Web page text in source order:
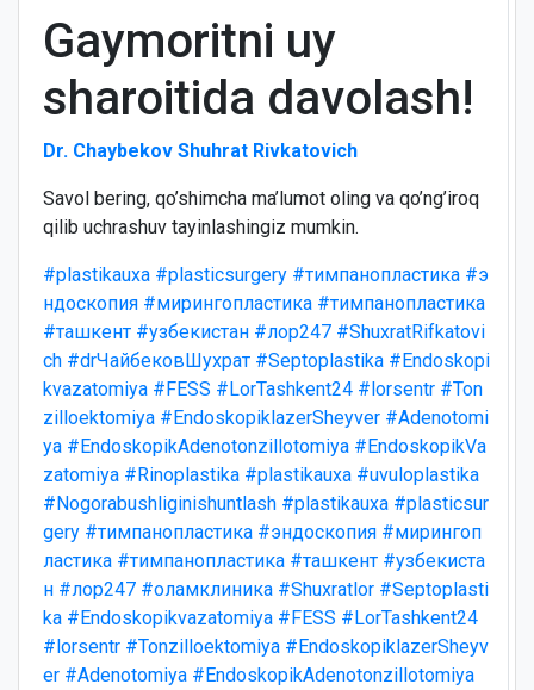
Gaymoritni uy
sharoitida davolash!
Dr. Chaybekov Shuhrat Rivkatovich
Savol bering, qo’shimcha ma’lumot oling va qo’ng’iroq
qilib uchrashuv tayinlashingiz mumkin.
#plastikauxa #plasticsurgery #тимпанопластика #э
ндоскопия #мирингопластика #тимпанопластика
#ташкент #узбекистан #лор247 #ShuxratRifkatovi
ch #drЧайбековШухрат #Septoplastika #Endoskopi
kvazatomiya #FESS #LorTashkent24 #lorsentr #Ton
zilloektomiya #EndoskopiklazerSheyver #Adenotomi
ya #EndoskopikAdenotonzillotomiya #EndoskopikVa
zatomiya #Rinoplastika #plastikauxa #uvuloplastika
#Nogorabushliginishuntlash #plastikauxa #plasticsur
gery #тимпанопластика #эндоскопия #мирингоп
ластика #тимпанопластика #ташкент #узбекиста
н #лор247 #оламклиника #Shuxratlor #Septoplasti
ka #Endoskopikvazatomiya #FESS #LorTashkent24
#lorsentr #Tonzilloektomiya #EndoskopiklazerSheyv
er #Adenotomiya #EndoskopikAdenotonzillotomiya